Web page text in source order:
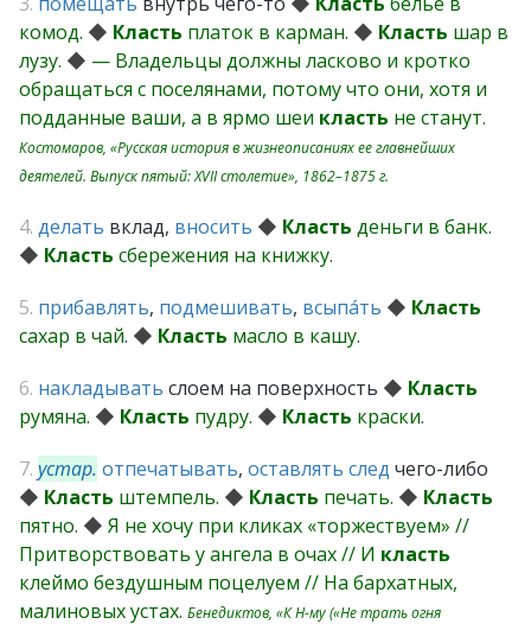
комод. ◆ Класть платок в карман. ◆ Класть шар в
лузу. ◆ — Владельцы должны ласково и кротко
обращаться с поселянами, потому что они, хотя и
подданные ваши, а в ярмо шеи класть не станут.
Костомаров, «Русская история в жизнеописаниях ее главнейших
деятелей. Выпуск пятый: XVII столетие», 1862–1875 г.
4. делать вклад, вносить ◆ Класть деньги в банк.
◆ Класть сбережения на книжку.
5. прибавлять, подмешивать, всыпа́ть ◆ Класть
сахар в чай. ◆ Класть масло в кашу.
6. накладывать слоем на поверхность ◆ Класть
румяна. ◆ Класть пудру. ◆ Класть краски.
7. устар. отпечатывать, оставлять след чего-либо
◆ Класть штемпель. ◆ Класть печать. ◆ Класть
пятно. ◆ Я не хочу при кликах «торжествуем» //
Притворствовать у ангела в очах // И класть
клеймо бездушным поцелуем // На бархатных,
малиновых устах. Бенедиктов, «К Н-му («Не трать огня